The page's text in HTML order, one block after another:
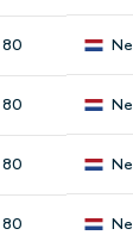
80
80
80
80